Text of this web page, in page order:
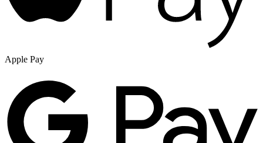
Apple Pay